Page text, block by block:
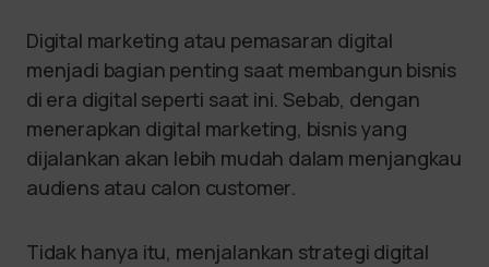
Digital marketing atau pemasaran digital
menjadi bagian penting saat membangun bisnis
di era digital seperti saat ini. Sebab, dengan
menerapkan digital marketing, bisnis yang
dijalankan akan lebih mudah dalam menjangkau
audiens atau calon customer.
Tidak hanya itu, menjalankan strategi digital